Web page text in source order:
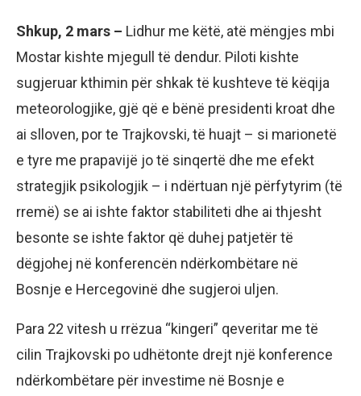
Shkup, 2 mars – Lidhur me këtë, atë mëngjes mbi
Mostar kishte mjegull të dendur. Piloti kishte
sugjeruar kthimin për shkak të kushteve të këqija
meteorologjike, gjë që e bënë presidenti kroat dhe
ai slloven, por te Trajkovski, të huajt – si marionetë
e tyre me prapavijë jo të sinqertë dhe me efekt
strategjik psikologjik – i ndërtuan një përfytyrim (të
rremë) se ai ishte faktor stabiliteti dhe ai thjesht
besonte se ishte faktor që duhej patjetër të
dëgjohej në konferencën ndërkombëtare në
Bosnje e Hercegovinë dhe sugjeroi uljen.
Para 22 vitesh u rrëzua “kingeri” qeveritar me të
cilin Trajkovski po udhëtonte drejt një konference
ndërkombëtare për investime në Bosnje e